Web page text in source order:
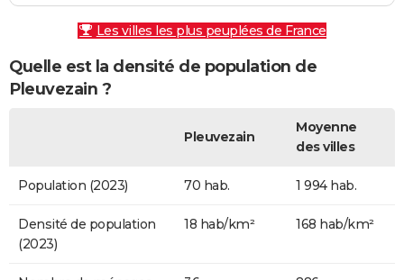
Les villes les plus peuplées de France
Quelle est la densité de population de
Pleuvezain ?
Pleuvezain
Moyenne
des villes
Population (2023) 70 hab. 1 994 hab.
Densité de population
(2023)
18 hab/km² 168 hab/km²